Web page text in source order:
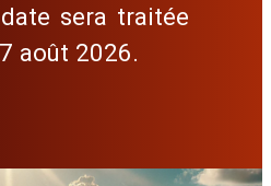
sera traitée
août 2026.